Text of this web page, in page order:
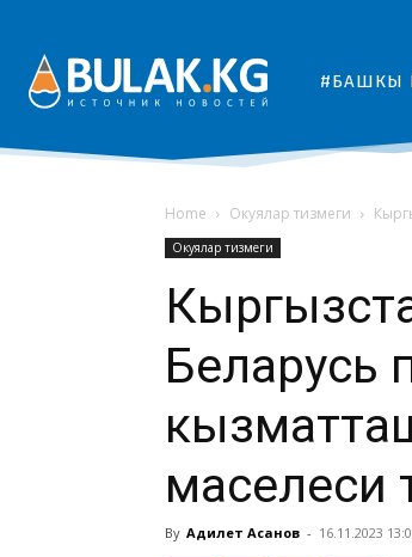
#БАШКЫ
Home Окуялар тизмеги
Окуялар тизмеги
Беларусь
маселеси
By Адилет Асанов - 16.11.2023